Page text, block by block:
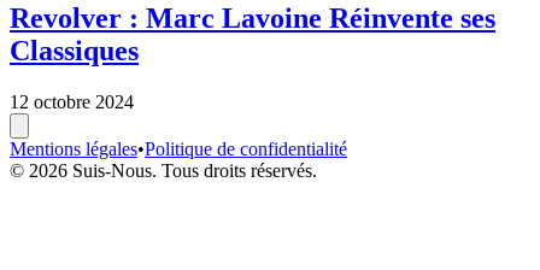
Revolver : Marc Lavoine Réinvente ses
Classiques
12 octobre 2024
Mentions légales•Politique de confidentialité
© 2026 Suis-Nous. Tous droits réservés.